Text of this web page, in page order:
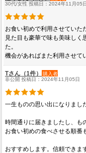
30代/女性 投稿日：2024年11月05日
お食い初めで利用させていた
見た目も豪華で味も美味しく
た。
機会があればまた利用させて
Tさん（1件）
購入者
非公開 投稿日：2024年11月05日
一生ものの思い出になりまし
時間通りに届きましたし、も
お食い初めの食べさせる順番
おすすめします。信頼できま